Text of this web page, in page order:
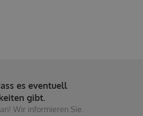
es eventuell
gibt.
Wir informieren Sie.